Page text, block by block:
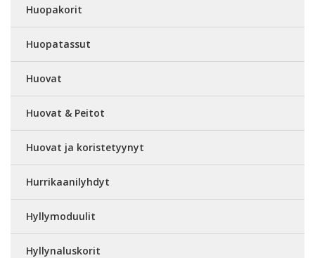
Huopakorit
Huopatassut
Huovat
Huovat & Peitot
Huovat ja koristetyynyt
Hurrikaanilyhdyt
Hyllymoduulit
Hyllynaluskorit